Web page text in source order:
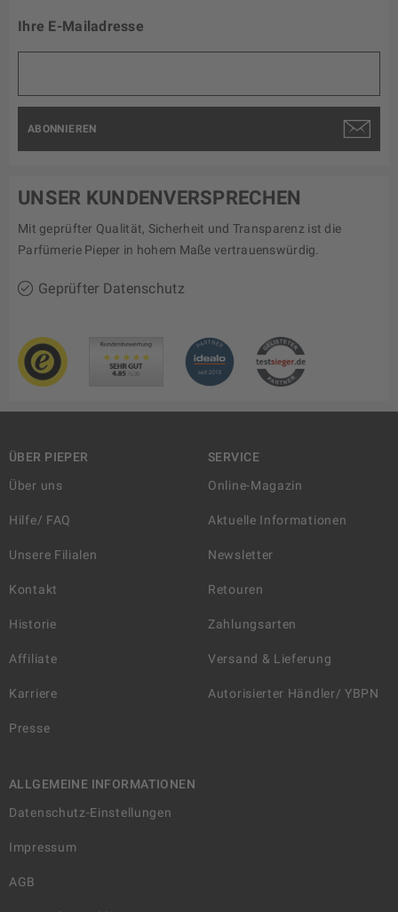
Ihre E-Mailadresse
ABONNIEREN
UNSER KUNDENVERSPRECHEN
Mit geprüfter Qualität, Sicherheit und Transparenz ist die
Parfümerie Pieper in hohem Maße vertrauenswürdig.
Geprüfter Datenschutz
ÜBER PIEPER
Über uns
Hilfe/ FAQ
Unsere Filialen
Kontakt
Historie
Affiliate
Karriere
Presse
SERVICE
Online-Magazin
Aktuelle Informationen
Newsletter
Retouren
Zahlungsarten
Versand & Lieferung
Autorisierter Händler/ YBPN
ALLGEMEINE INFORMATIONEN
Datenschutz-Einstellungen
Impressum
AGB